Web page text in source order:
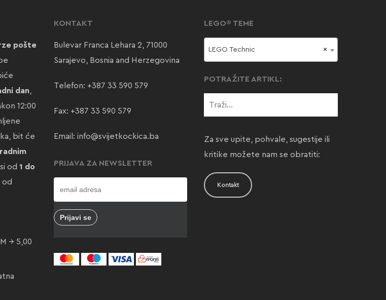
pošte
dan,
12:00
bit će
od 1 do
od
→ 5,00
KONTAKT
Bulevar Franca Lehara 2, 71000
Sarajevo, Bosnia and Herzegovina
Telefon: +387 33 590 579
Fax: +387 33 590 579
Email: info@svijetkockica.ba
PRIJAVA ZA NEWSLETTER
LEGO® TEME
×
LEGO Technic
POTRAŽITE ARTIKL:
Za sve upite, pohvale, sugestije ili
kritike možete nam se obratiti:
Kontakt